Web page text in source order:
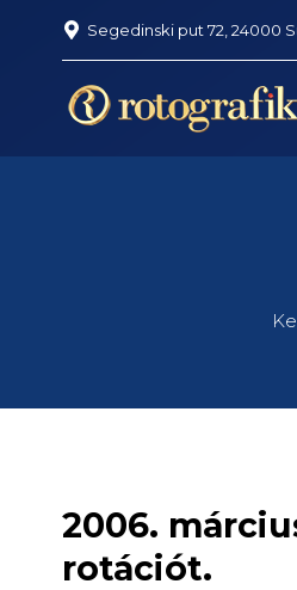
Segedinski put 72, 24000
2006.
rotációt.